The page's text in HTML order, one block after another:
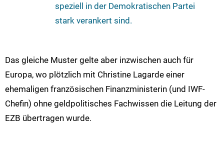
speziell in der Demokratischen Partei
stark verankert sind.
Das gleiche Muster gelte aber inzwischen auch für
Europa, wo plötzlich mit Christine Lagarde einer
ehemaligen französischen Finanzministerin (und IWF-
Chefin) ohne geldpolitisches Fachwissen die Leitung der
EZB übertragen wurde.